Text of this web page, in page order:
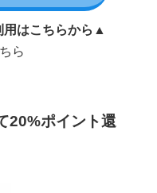
はこちらから▲
ら
20%ポイント還